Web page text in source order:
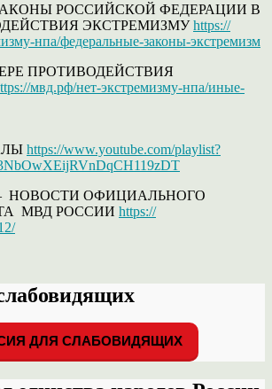
РОССИЙСКОЙ ФЕДЕРАЦИИ В
ЭКСТРЕМИЗМУhttps://
нпа/федеральные-законы-экстремизм
ПРОТИВОДЕЙСТВИЯ
мвд.рф/нет-экстремизму-нпа/иные-
https://www.youtube.com/playlist?
НОВОСТИ ОФИЦИАЛЬНОГО
МВД РОССИИ https://
ДЛЯ СЛАБОВИДЯЩИХ